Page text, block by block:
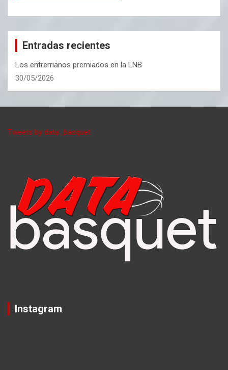
Entradas recientes
Los entrerrianos premiados en la LNB
30/05/2026
Tweets by data_basquet
Instagram